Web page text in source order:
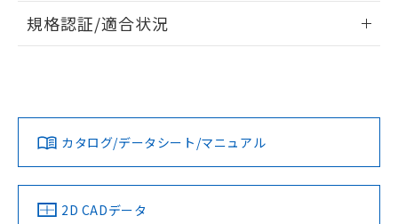
ログイン/会員登録
ダウンロードデータをご利用いただく前に、以下を必ずお読
みください。
ソフトウェアの使用条件
EU RoHS 注意事項・凡例
対応済み
中国 RoHS 注意事項・凡例
規格認証/適合状況
カタログ/データシート/マニュアル
2D CADデータ
荷製品に未対応品が混在することから備考
欄に対応日を記載しておりました。
す。